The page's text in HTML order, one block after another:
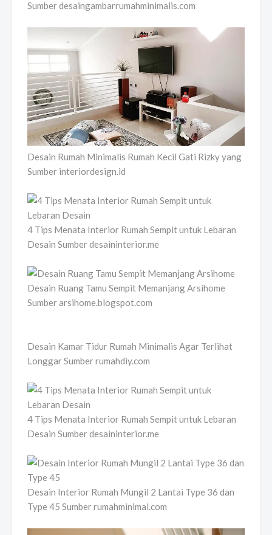
Sumber desaingambarrumahminimalis.com
Desain Rumah Minimalis Rumah Kecil Gati Rizky yang
Sumber interiordesign.id
4 Tips Menata Interior Rumah Sempit untuk Lebaran
Desain Sumber desaininterior.me
Desain Ruang Tamu Sempit Memanjang Arsihome
Sumber arsihome.blogspot.com
Desain Kamar Tidur Rumah Minimalis Agar Terlihat
Longgar Sumber rumahdiy.com
4 Tips Menata Interior Rumah Sempit untuk Lebaran
Desain Sumber desaininterior.me
Desain Interior Rumah Mungil 2 Lantai Type 36 dan
Type 45 Sumber rumahminimal.com